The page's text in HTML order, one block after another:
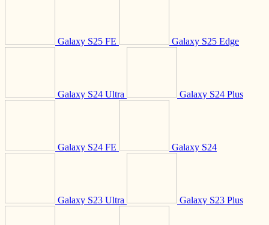
Galaxy S25 FE Galaxy S25 Edge
Galaxy S24 Ultra Galaxy S24 Plus
Galaxy S24 FE Galaxy S24
Galaxy S23 Ultra Galaxy S23 Plus